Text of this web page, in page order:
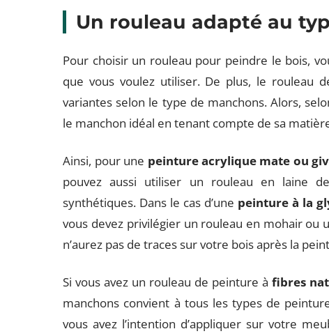
Un rouleau adapté au
Pour choisir un rouleau pour peindre le bois,
que vous voulez utiliser. De plus, le rouleau
variantes selon le type de manchons. Alors,
le manchon idéal en tenant compte de sa
Ainsi, pour une peinture acrylique mate ou
pouvez aussi utiliser un rouleau en laine
synthétiques. Dans le cas d’une peinture à la
vous devez privilégier un rouleau en mohair ou
n’aurez pas de traces sur votre bois après la
Si vous avez un rouleau de peinture à fibres
manchons convient à tous les types de
vous avez l’intention d’appliquer sur votre